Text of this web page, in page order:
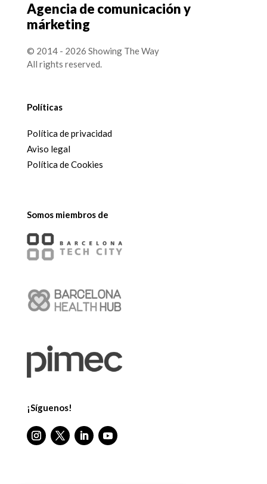
Agencia de comunicación y
márketing
© 2014 - 2026 Showing The Way
All rights reserved.
Políticas
Política de privacidad
Aviso legal
Política de Cookies
Somos miembros de
¡Síguenos!